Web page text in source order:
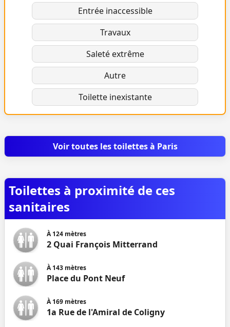
Entrée inaccessible
Travaux
Saleté extrême
Autre
Toilette inexistante
Voir toutes les toilettes à Paris
Toilettes à proximité de ces
sanitaires
À124 mètres
2 Quai François Mitterrand
À143 mètres
Place du Pont Neuf
À169 mètres
1a Rue de l'Amiral de Coligny